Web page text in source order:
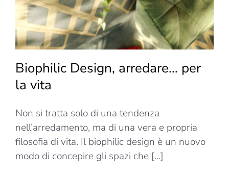
Biophilic Design, arredare… per
la vita
Non si tratta solo di una tendenza
nell’arredamento, ma di una vera e propria
filosofia di vita. Il biophilic design è un nuovo
modo di concepire gli spazi che [...]